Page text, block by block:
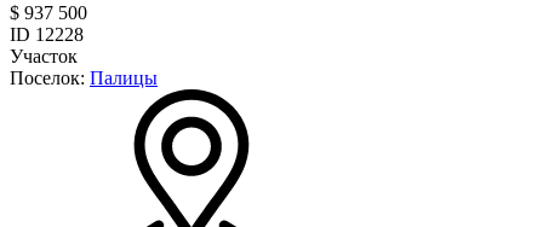
$ 937 500
ID 12228
Участок
Поселок: Палицы